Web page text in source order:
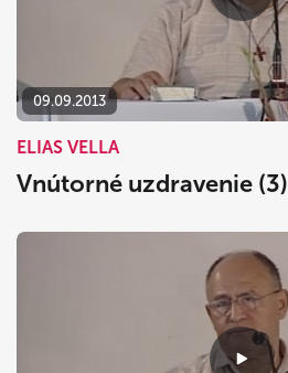
09.09.2013
ELIAS VELLA
Vnútorné uzdravenie (3)